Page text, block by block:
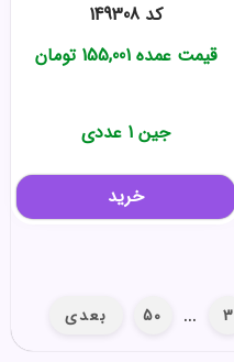
کد 149308
قیمت عمده 155,001 تومان
جین 1 عددی
خرید
3
…
50 بعدی